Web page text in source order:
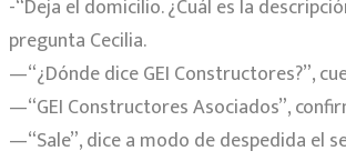
-“Deja el domicilio. ¿Cuál es la
pregunta Cecilia.
—“¿Dónde dice GEI Constructores?”,
—“GEI Constructores Asociados”,
—“Sale”, dice a modo de despedida el